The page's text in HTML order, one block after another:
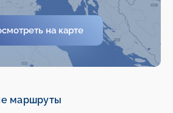
на карте
маршруты